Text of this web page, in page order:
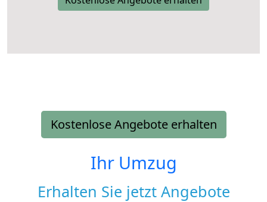
Kostenlose Angebote erhalten
Ihr Umzug
Erhalten Sie jetzt Angebote